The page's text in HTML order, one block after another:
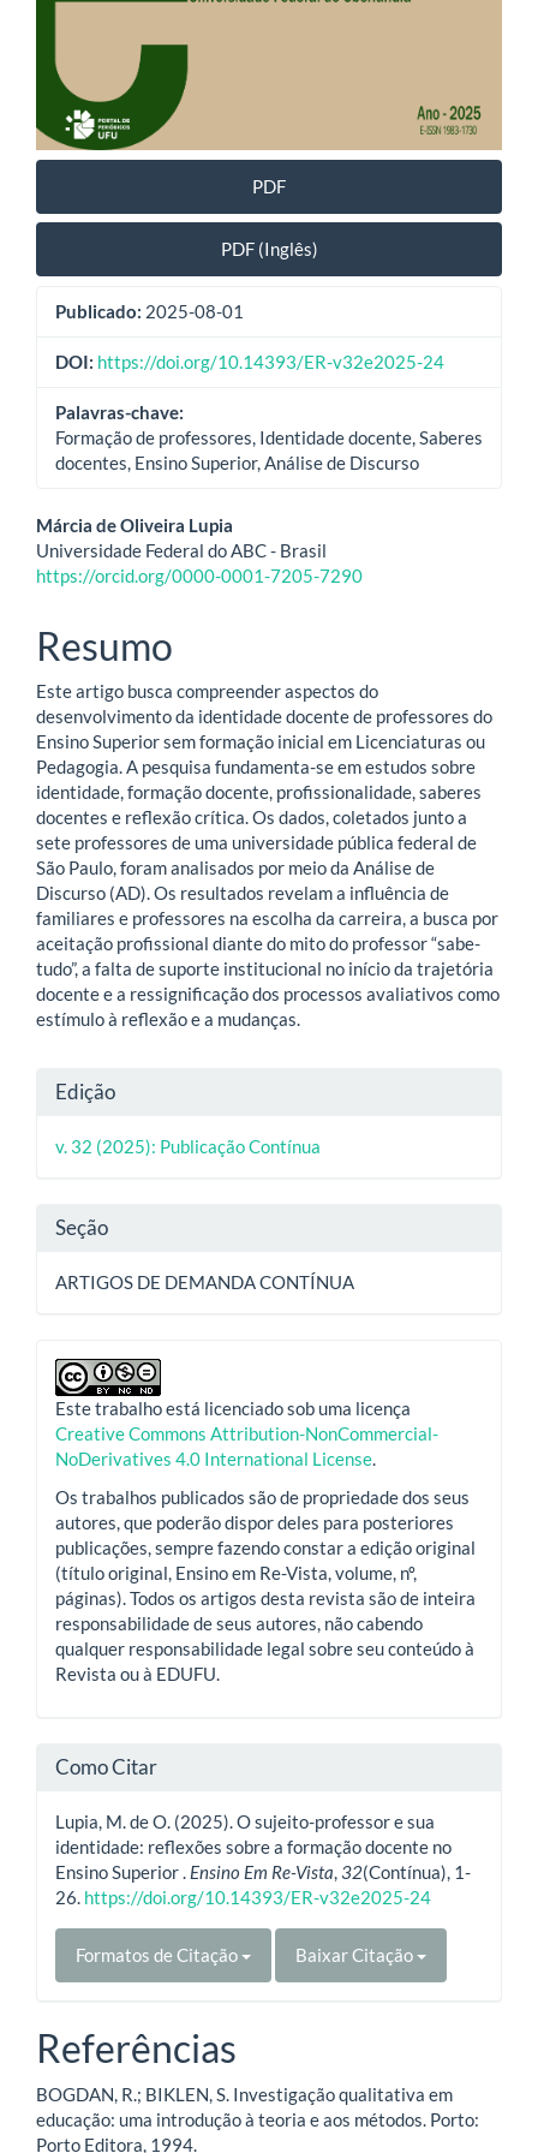
PDF
PDF (Inglês)
Publicado: 2025-08-01
DOI: https://doi.org/10.14393/ER-v32e2025-24
Palavras-chave:
Formação de professores, Identidade docente, Saberes
docentes, Ensino Superior, Análise de Discurso
Conteúdo
do
principal
Márcia de Oliveira Lupia
Universidade Federal do ABC - Brasil
https://orcid.org/0000-0001-7205-7290
Resumo
Este artigo busca compreender aspectos do
desenvolvimento da identidade docente de professores do
Ensino Superior sem formação inicial em Licenciaturas ou
Pedagogia. A pesquisa fundamenta-se em estudos sobre
identidade, formação docente, profissionalidade, saberes
docentes e reflexão crítica. Os dados, coletados junto a
sete professores de uma universidade pública federal de
São Paulo, foram analisados por meio da Análise de
Discurso (AD). Os resultados revelam a influência de
familiares e professores na escolha da carreira, a busca por
aceitação profissional diante do mito do professor “sabe-
tudo”, a falta de suporte institucional no início da trajetória
docente e a ressignificação dos processos avaliativos como
estímulo à reflexão e a mudanças.
Detalhes
do
artigo
Edição
v. 32 (2025): Publicação Contínua
Seção
ARTIGOS DE DEMANDA CONTÍNUA
Este trabalho está licenciado sob uma licença
Creative Commons Attribution-NonCommercial-
NoDerivatives 4.0 International License.
Os trabalhos publicados são de propriedade dos seus
autores, que poderão dispor deles para posteriores
publicações, sempre fazendo constar a edição original
(título original, Ensino em Re-Vista, volume, nº,
páginas). Todos os artigos desta revista são de inteira
responsabilidade de seus autores, não cabendo
qualquer responsabilidade legal sobre seu conteúdo à
Revista ou à EDUFU.
Como Citar
Lupia, M. de O. (2025). O sujeito-professor e sua
identidade: reflexões sobre a formação docente no
Ensino Superior . Ensino Em Re-Vista,32(Contínua), 1-
26. https://doi.org/10.14393/ER-v32e2025-24
Formatos de Citação Baixar Citação
Referências
BOGDAN, R.; BIKLEN, S. Investigação qualitativa em
educação: uma introdução à teoria e aos métodos. Porto:
Porto Editora, 1994.